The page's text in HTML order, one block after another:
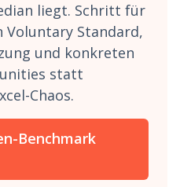
liegt. Schritt für
Voluntary Standard,
und konkreten
statt
Chaos.
Benchmark